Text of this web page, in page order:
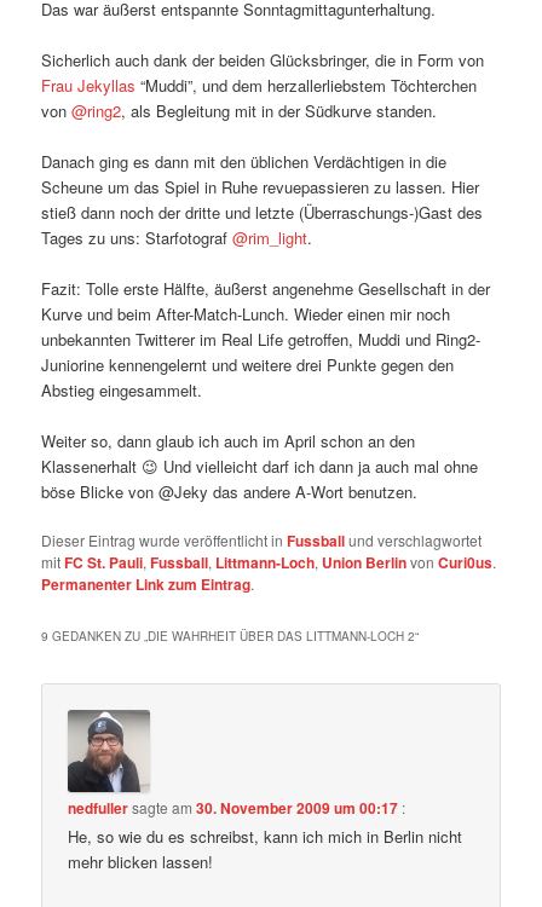
Das war äußerst entspannte Sonntagmittagunterhaltung.
Sicherlich auch dank der beiden Glücksbringer, die in Form von
Frau Jekyllas “Muddi”, und dem herzallerliebstem Töchterchen
von@ring2, als Begleitung mit in der Südkurve standen.
Danach ging es dann mit den üblichen Verdächtigen in die
Scheune um das Spiel in Ruhe revuepassieren zu lassen. Hier
stieß dann noch der dritte und letzte (Überraschungs-)Gast des
Tages zu uns: Starfotograf@rim_light.
Fazit: Tolle erste Hälfte, äußerst angenehme Gesellschaft in der
Kurve und beim After-Match-Lunch. Wieder einen mir noch
unbekannten Twitterer im Real Life getroffen, Muddi und Ring2-
Juniorine kennengelernt und weitere drei Punkte gegen den
Abstieg eingesammelt.
Weiter so, dann glaub ich auch im April schon an den
Klassenerhalt 😉 Und vielleicht darf ich dann ja auch mal ohne
böse Blicke von @Jeky das andere A-Wort benutzen.
Dieser Eintrag wurde veröffentlicht inFussballund verschlagwortet
mitFC St. Pauli,Fussball, Littmann-Loch, Union BerlinvonCuri0us.
Permanenter Link zum Eintrag.
9 GEDANKEN ZU „DIE WAHRHEIT ÜBER DAS LITTMANN-LOCH 2“
nedfullersagte am30. November 2009 um 00:17 :
He, so wie du es schreibst, kann ich mich in Berlin nicht
mehr blicken lassen!